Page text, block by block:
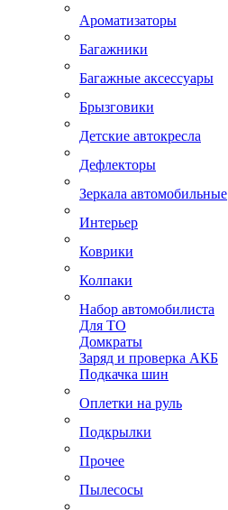
Ароматизаторы
Багажники
Багажные аксессуары
Брызговики
Детские автокресла
Дефлекторы
Зеркала автомобильные
Интерьер
Коврики
Колпаки
Набор автомобилиста
Для ТО
Домкраты
Заряд и проверка АКБ
Подкачка шин
Оплетки на руль
Подкрылки
Прочее
Пылесосы